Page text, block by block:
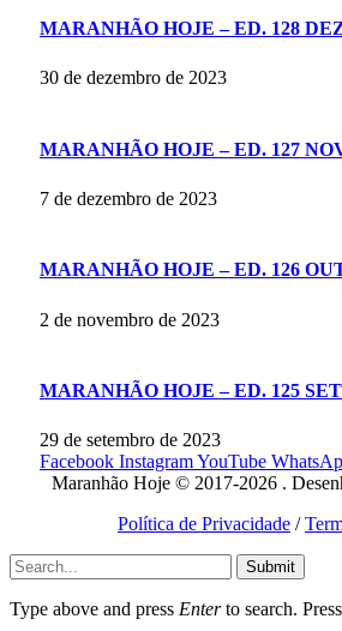
MARANHÃO HOJE – ED. 128
30 de dezembro de 2023
MARANHÃO HOJE – ED. 127
7 de dezembro de 2023
MARANHÃO HOJE – ED. 126
2 de novembro de 2023
MARANHÃO HOJE – ED. 125
29 de setembro de 2023
Facebook InstagramYouTube
Maranhão Hoje © 2017-2026 .
Política de Privacidade /
Submit
Type above and press Enterto search. Press